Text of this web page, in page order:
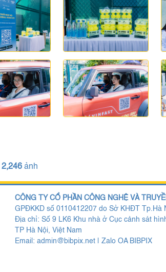
2,246 ảnh
CÔNG TY CỔ PHẦN CÔNG NGHỆ VÀ
GPĐKKD số 0110412207 do Sở KHĐT Tp.Hà
Địa chỉ: Số 9 LK6 Khu nhà ở Cục cảnh sát
TP Hà Nội, Việt Nam
Email: admin@bibpix.net Zalo OA BIBPIX